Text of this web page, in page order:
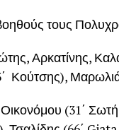
τους
Αρκατίνης,
Κούτσης),
Οικονόμου (31΄